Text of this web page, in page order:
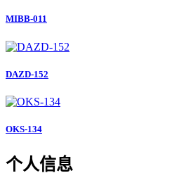
MIBB-011
DAZD-152
OKS-134
个人信息